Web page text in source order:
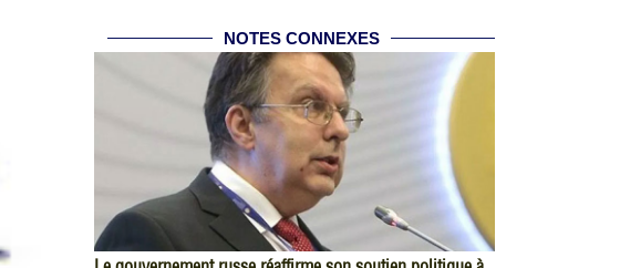
NOTES CONNEXES